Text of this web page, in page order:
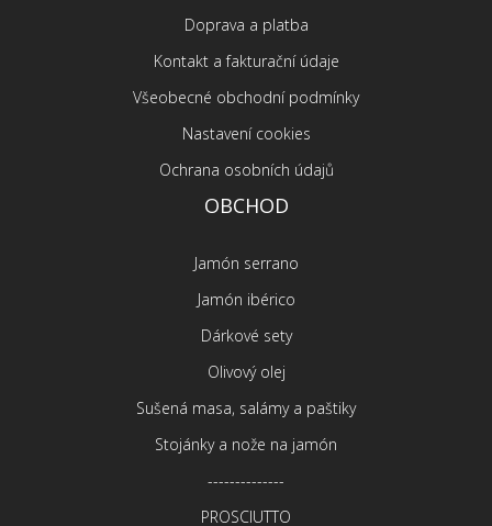
Doprava a platba
Kontakt a fakturační údaje
Všeobecné obchodní podmínky
Nastavení cookies
Ochrana osobních údajů
OBCHOD
Jamón serrano
Jamón ibérico
Dárkové sety
Olivový olej
Sušená masa, salámy a paštiky
Stojánky a nože na jamón
--------------
PROSCIUTTO